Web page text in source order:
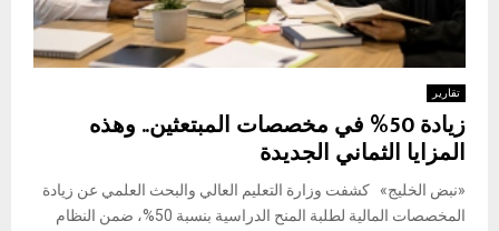
تقارير
زيادة 50% في مخصصات المبتعثين.. وهذه
المزايا الثماني الجديدة
«نبض الخليج» كشفت وزارة التعليم العالي والبحث العلمي عن زيادة
المخصصات المالية لطلبة المنح الدراسية بنسبة 50%، ضمن النظام